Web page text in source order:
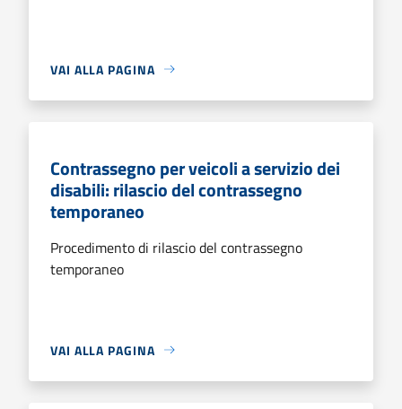
VAI ALLA PAGINA
Contrassegno per veicoli a servizio dei
disabili: rilascio del contrassegno
temporaneo
Procedimento di rilascio del contrassegno
temporaneo
VAI ALLA PAGINA